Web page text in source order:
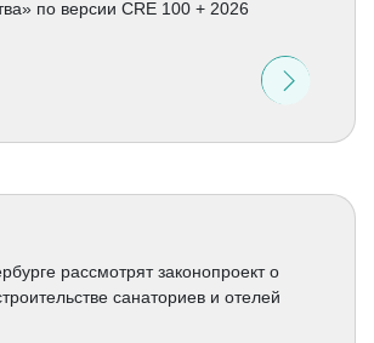
по версии CRE 100 + 2026
рассмотрят законопроект о
санаториев и отелей